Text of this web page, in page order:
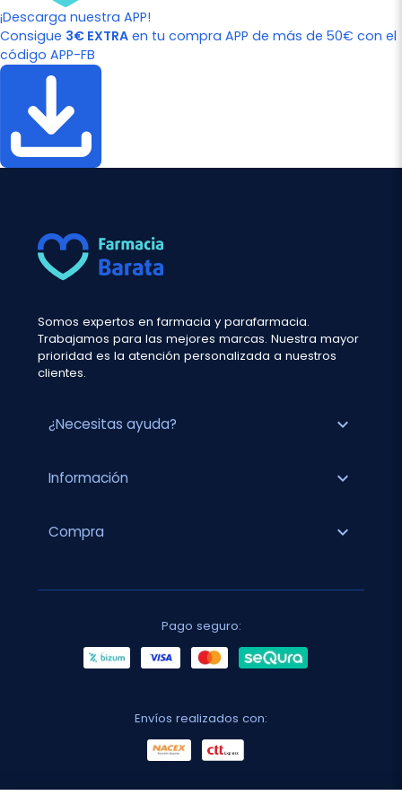
¡Descarga nuestra APP!
Consigue 3€ EXTRA en tu compra APP de más de 50€ con el
código APP-FB
Somos expertos en farmacia y parafarmacia.
Trabajamos para las mejores marcas. Nuestra mayor
prioridad es la atención personalizada a nuestros
clientes.
¿Necesitas ayuda? expand_more
Información expand_more
Compra expand_more
Pago seguro:
Envíos realizados con: